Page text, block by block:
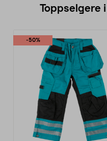
Toppselgere
-50%